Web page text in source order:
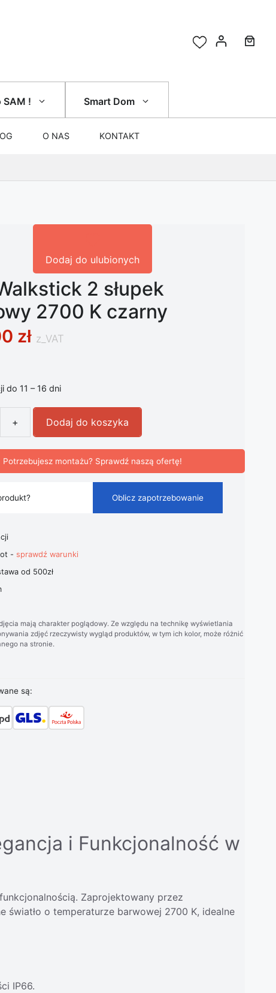
SAM ! Smart Dom
O NAS KONTAKT
Dodaj do ulubionych
2 słupek
2700 K czarny
zł z_VAT
do 11 – 16 dni
2 słupek ogrodowy 2700 K czarny
+ Dodaj do koszyka
Potrzebujesz montażu? Sprawdź naszą ofertę!
Oblicz zapotrzebowanie
-sprawdź warunki
od 500zł
mają charakter poglądowy. Ze względu na technikę wyświetlania
zdjęć rzeczywisty wygląd produktów, w tym ich kolor, może różnić
na stronie.
są:
i Funkcjonalność w
Zaprojektowany przez
światło o temperaturze barwowej 2700 K, idealne
IP66.